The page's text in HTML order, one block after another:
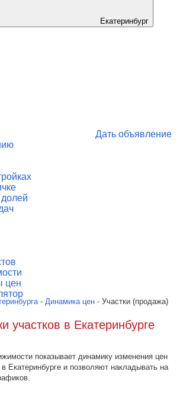
Екатеринбург
Дать объявление
цен
- Динамика цен - Участки (продажа)
участков в Екатеринбурге
показывает динамику изменения цен
Екатеринбурге и позволяют накладывать на